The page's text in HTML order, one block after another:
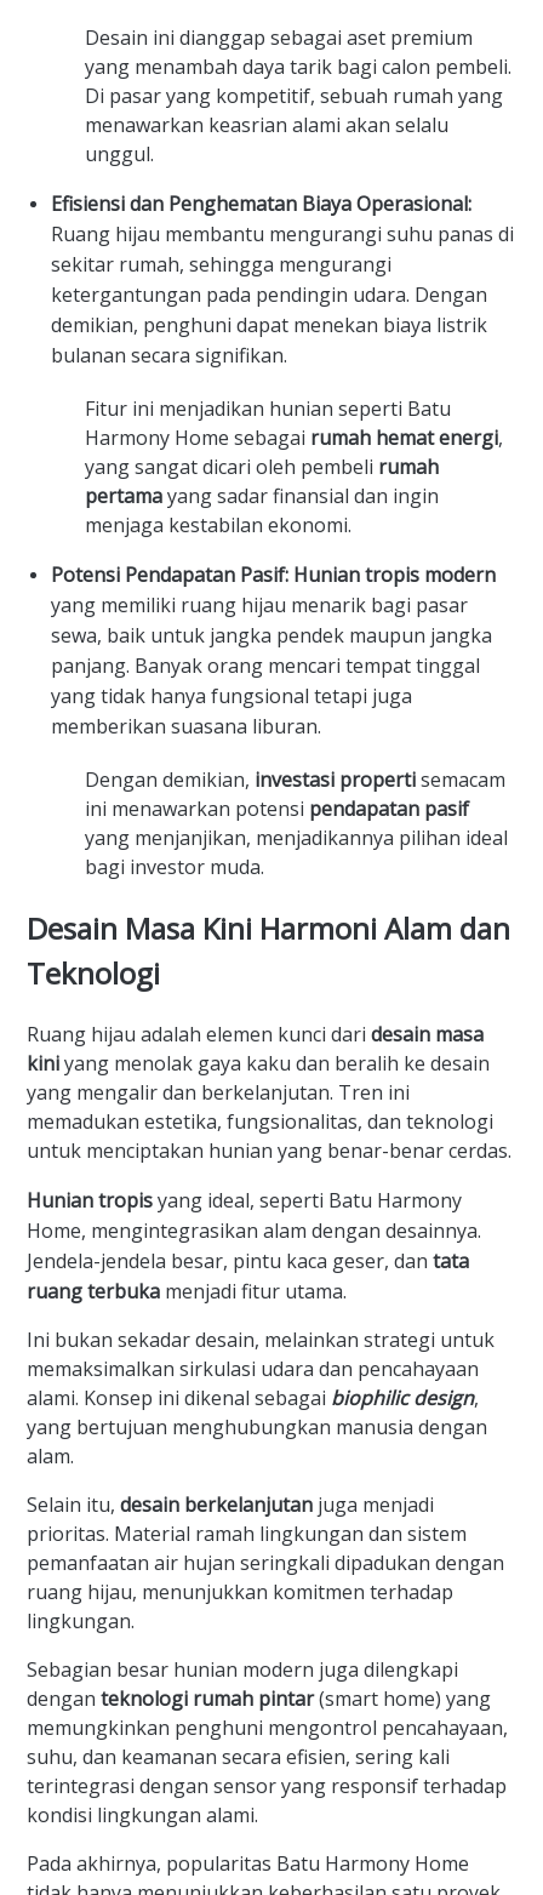
Desain ini dianggap sebagai aset premium
yang menambah daya tarik bagi calon pembeli.
Di pasar yang kompetitif, sebuah rumah yang
menawarkan keasrian alami akan selalu
unggul.
Efisiensi dan Penghematan Biaya Operasional:
Ruang hijau membantu mengurangi suhu panas di
sekitar rumah, sehingga mengurangi
ketergantungan pada pendingin udara. Dengan
demikian, penghuni dapat menekan biaya listrik
bulanan secara signifikan.
Fitur ini menjadikan hunian seperti Batu
Harmony Home sebagai rumah hemat energi,
yang sangat dicari oleh pembeli rumah
pertamayang sadar finansial dan ingin
menjaga kestabilan ekonomi.
Potensi Pendapatan Pasif: Hunian tropis modern
yang memiliki ruang hijau menarik bagi pasar
sewa, baik untuk jangka pendek maupun jangka
panjang. Banyak orang mencari tempat tinggal
yang tidak hanya fungsional tetapi juga
memberikan suasana liburan.
Dengan demikian, investasi propertisemacam
ini menawarkan potensi pendapatan pasif
yang menjanjikan, menjadikannya pilihan ideal
bagi investor muda.
Desain Masa Kini Harmoni Alam dan
Teknologi
Ruang hijau adalah elemen kunci dari desain masa
kiniyang menolak gaya kaku dan beralih ke desain
yang mengalir dan berkelanjutan. Tren ini
memadukan estetika, fungsionalitas, dan teknologi
untuk menciptakan hunian yang benar-benar cerdas.
Hunian tropisyang ideal, seperti Batu Harmony
Home, mengintegrasikan alam dengan desainnya.
Jendela-jendela besar, pintu kaca geser, dan tata
ruang terbuka menjadi fitur utama.
Ini bukan sekadar desain, melainkan strategi untuk
memaksimalkan sirkulasi udara dan pencahayaan
alami. Konsep ini dikenal sebagai biophilic design,
yang bertujuan menghubungkan manusia dengan
alam.
Selain itu, desain berkelanjutan juga menjadi
prioritas. Material ramah lingkungan dan sistem
pemanfaatan air hujan seringkali dipadukan dengan
ruang hijau, menunjukkan komitmen terhadap
lingkungan.
Sebagian besar hunian modern juga dilengkapi
dengan teknologi rumah pintar(smart home) yang
memungkinkan penghuni mengontrol pencahayaan,
suhu, dan keamanan secara efisien, sering kali
terintegrasi dengan sensor yang responsif terhadap
kondisi lingkungan alami.
Pada akhirnya, popularitas Batu Harmony Home